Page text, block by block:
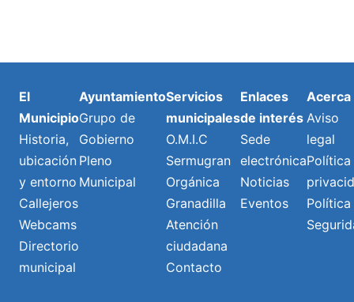
El
Municipio
Historia,
ubicación
y entorno
Callejeros
Webcams
Directorio
municipal
Ayuntamiento
Grupo de
Gobierno
Pleno
Municipal
Servicios
municipales
O.M.I.C
Sermugran
Orgánica
Granadilla
Atención
ciudadana
Contacto
Enlaces
de interés
Sede
electrónica
Noticias
Eventos
Acerca
Aviso
legal
Política
Política